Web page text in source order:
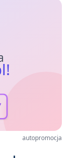
autopromocja